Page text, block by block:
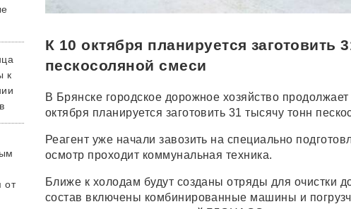
к
от
К 10 октября планируется заготовить
пескосоляной смеси
В Брянске городское дорожное хозяйство продолжает
октября планируется заготовить 31 тысячу тонн
Реагент уже начали завозить на специально
осмотр проходит коммунальная техника.
Ближе к холодам будут созданы отряды для очистки
состав включены комбинированные машины и